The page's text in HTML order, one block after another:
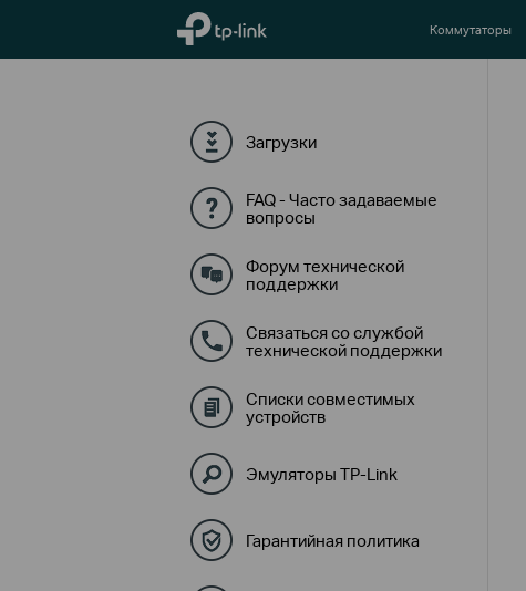
TP-Link, Reliably Smart Коммутаторы
Загрузки
FAQ - Часто задаваемые
вопросы
Форум технической
поддержки
Связаться со службой
технической поддержки
Списки совместимых
устройств
Эмуляторы TP-Link
Гарантийная политика